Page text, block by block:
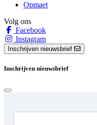
Opmaet
Volg ons
Facebook
Instagram
Inschrijven nieuwsbrief
Inschrijven nieuwsbrief